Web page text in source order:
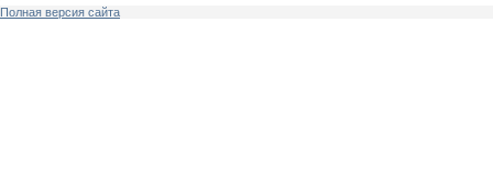
Полная версия сайта